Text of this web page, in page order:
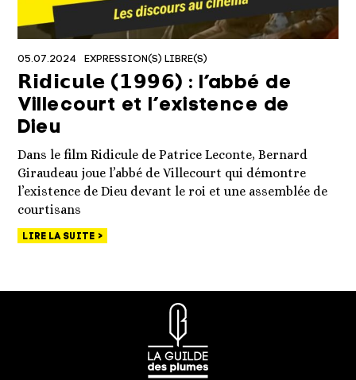
05.07.2024 EXPRESSION(S) LIBRE(S)
𝗥𝗶𝗱𝗶𝗰𝘂𝗹𝗲 (𝟭𝟵𝟵𝟲) : l’abbé de
Villecourt et l’existence de
Dieu
Dans le film Ridicule de Patrice Leconte, Bernard
Giraudeau joue l’abbé de Villecourt qui démontre
l’existence de Dieu devant le roi et une assemblée de
courtisans
LIRE LA SUITE